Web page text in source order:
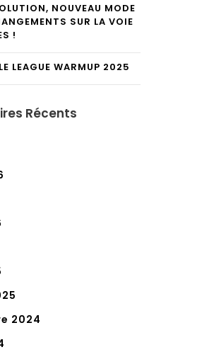
NOUVEAU MODE
SUR LA VOIE
!
LEAGUE WARMUP 2025
Récents
2024